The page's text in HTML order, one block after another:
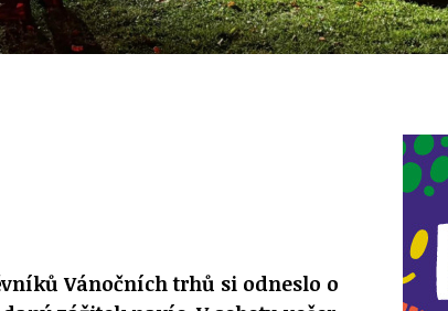
Vánočních trhů si odneslo o